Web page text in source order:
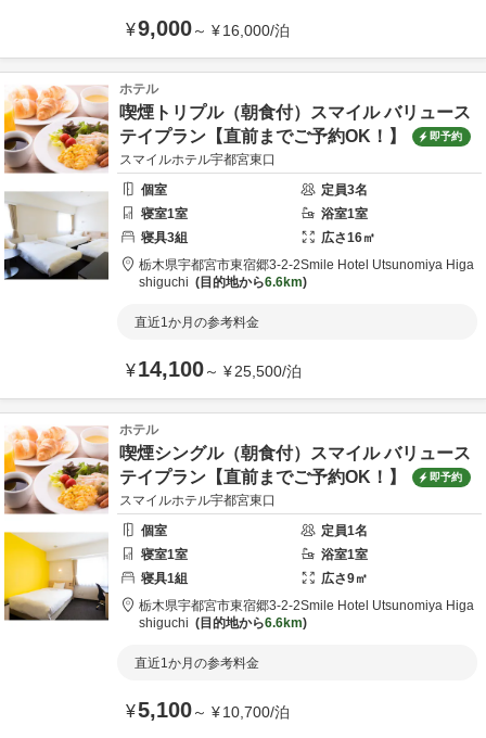
¥9,000～ ¥16,000/泊
ホテル
喫煙トリプル（朝食付）スマイル バリュース
テイプラン【直前までご予約OK！】
即予約
スマイルホテル宇都宮東口
個室
定員3名
寝室1室 浴室1室
寝具3組 広さ16㎡
栃木県宇都宮市東宿郷3-2-2Smile Hotel Utsunomiya Higa
shiguchi
目的地から6.6km
直近1か月の参考料金
¥14,100～ ¥25,500/泊
ホテル
喫煙シングル（朝食付）スマイル バリュース
テイプラン【直前までご予約OK！】
即予約
スマイルホテル宇都宮東口
個室
定員1名
寝室1室 浴室1室
寝具1組 広さ9㎡
栃木県宇都宮市東宿郷3-2-2Smile Hotel Utsunomiya Higa
shiguchi
目的地から6.6km
直近1か月の参考料金
¥5,100～ ¥10,700/泊